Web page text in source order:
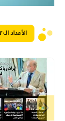
الأعداد الـ۲۰ الأخيرة